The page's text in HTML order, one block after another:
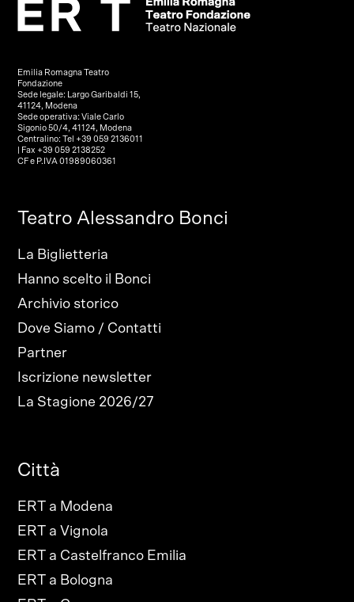
Emilia Romagna Teatro
Fondazione
Sede legale: Largo Garibaldi 15,
41124, Modena
Sede operativa: Viale Carlo
Sigonio 50/4, 41124, Modena
Centralino: Tel +39 059 2136011
| Fax +39 059 2138252
CF e P.IVA 01989060361
Teatro Alessandro Bonci
La Biglietteria
Hanno scelto il Bonci
Archivio storico
Dove Siamo / Contatti
Partner
Iscrizione newsletter
La Stagione 2026/27
Città
ERT a Modena
ERT a Vignola
ERT a Castelfranco Emilia
ERT a Bologna